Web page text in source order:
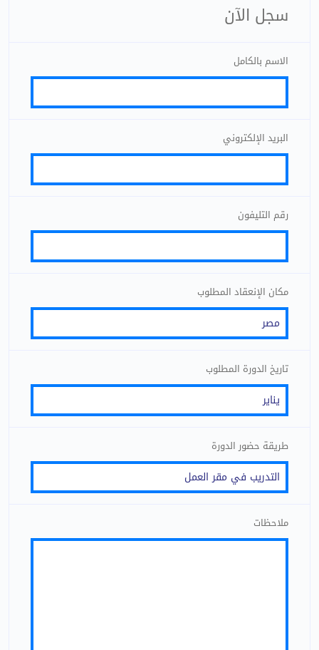
سجل الآن
الاسم بالكامل
البريد الإلكتروني
رقم التليفون
مكان الإنعقاد المطلوب
تاريخ الدورة المطلوب
طريقة حضور الدورة
ملاحظات